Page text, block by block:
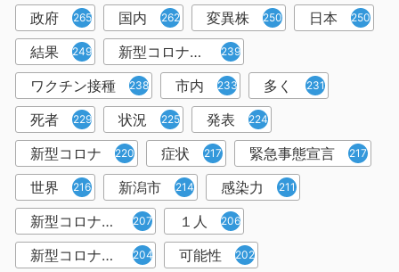
政府 265 国内 262 変異株 250 日本 250
結果 249 新型コロナウイルスワクチン 239
ワクチン接種 238 市内 233 多く 231
死者 229 状況 225 発表 224
新型コロナ 220 症状 217 緊急事態宣言 217
世界 216 新潟市 214 感染力 211
新型コロナウイルス感染者 207 １人 206
新型コロナウイルス対策 204 可能性 202